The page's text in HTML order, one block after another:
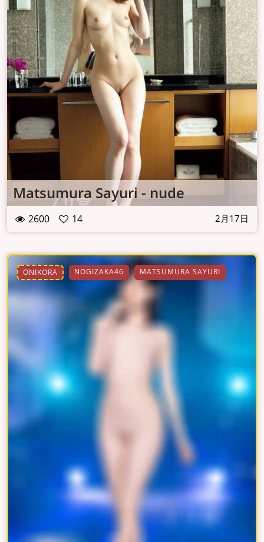
Matsumura Sayuri - nude
2600 14 2月17日
ONIKORA NOGIZAKA46 MATSUMURA SAYURI